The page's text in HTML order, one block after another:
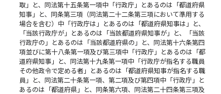
取」と、同法第十五条第一項中「行政庁」とあるのは「都道府県
知事」と、同条第三項（同法第二十二条第三項において準用する
場合を含む）中「行政庁は」とあるのは「都道府県知事は」と、
「当該行政庁が」とあるのは「当該都道府県知事が」と、「当該
行政庁の」とあるのは「当該都道府県の」と、同法第十六条第四
項並びに第十八条第一項及び第三項中「行政庁」とあるのは「都
道府県知事」と、同法第十九条第一項中「行政庁が指名する職員
その他政令で定める者」とあるのは「都道府県知事が指名する職
員」と、同法第二十条第一項、第二項及び第四項中「行政庁」と
あるのは「都道府県」と、同条第六項、同法第二十四条第三項及